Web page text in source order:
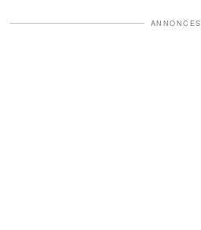
ANNONCES